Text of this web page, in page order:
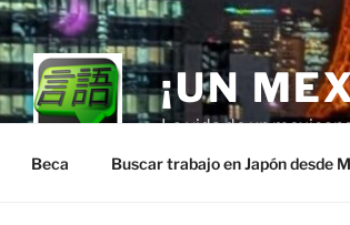
¡UN
La vida de un
Beca Buscar trabajo en Japón desde